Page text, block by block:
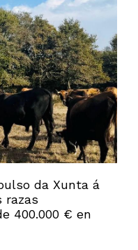
da Xunta á
razas
400.000 € en